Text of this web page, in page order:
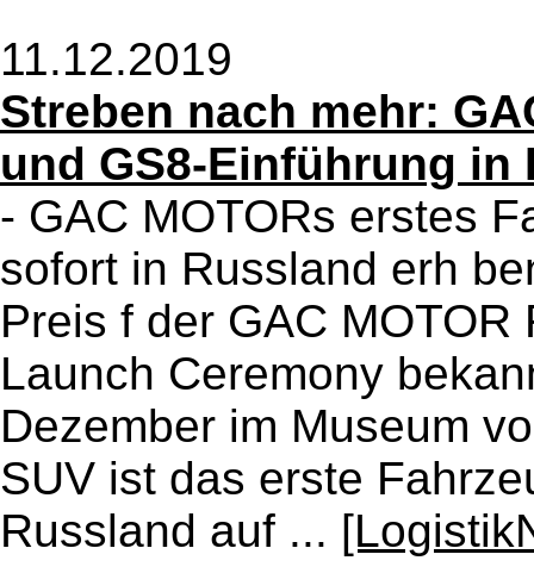
11.12.2019
Streben nach mehr:
und GS8-Einführung in
- GAC MOTORs erstes
sofort in Russland erh
Preis f der GAC
Launch Ceremony
Dezember im Museum
SUV ist das erste
Russland auf ...